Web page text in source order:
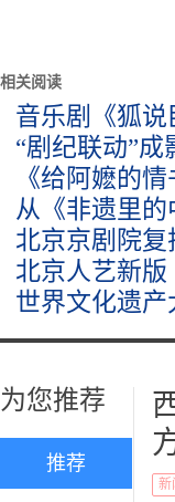
相关阅读
音乐剧《狐
“剧纪联动”
《给阿嬷的
从《非遗里
北京京剧院
北京人艺新
世界文化遗
为您推荐
推荐
新